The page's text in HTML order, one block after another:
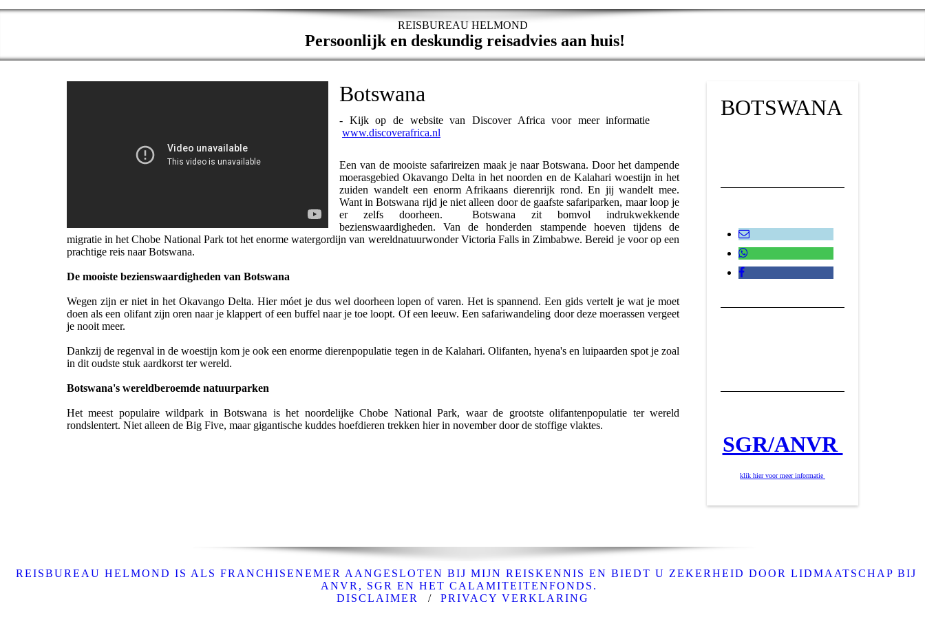
REISBUREAU HELMOND
Persoonlijk en deskundig reisadvies aan huis!
Botswana
- Kijk op de website van Discover Africa voor meer informatie
www.discoverafrica.nl
Een van de mooiste safarireizen maak je naar Botswana. Door het dampende
moerasgebied Okavango Delta in het noorden en de Kalahari woestijn in het
zuiden wandelt een enorm Afrikaans dierenrijk rond. En jij wandelt mee.
Want in Botswana rijd je niet alleen door de gaafste safariparken, maar loop je
er zelfs doorheen.
Botswana zit bomvol indrukwekkende
bezienswaardigheden. Van de honderden stampende hoeven tijdens de
migratie in het Chobe National Park tot het enorme watergordijn van wereldnatuurwonder Victoria Falls in Zimbabwe. Bereid je voor op een
prachtige reis naar Botswana.
De mooiste bezienswaardigheden van Botswana
Wegen zijn er niet in het Okavango Delta. Hier móet je dus wel doorheen lopen of varen. Het is spannend. Een gids vertelt je wat je moet
doen als een olifant zijn oren naar je klappert of een buffel naar je toe loopt. Of een leeuw. Een safariwandeling door deze moerassen vergeet
je nooit meer.
Dankzij de regenval in de woestijn kom je ook een enorme dierenpopulatie tegen in de Kalahari. Olifanten, hyena's en luipaarden spot je zoal
in dit oudste stuk aardkorst ter wereld.
Botswana's wereldberoemde natuurparken
Het meest populaire wildpark in Botswana is het noordelijke Chobe National Park, waar de grootste olifantenpopulatie ter wereld
rondslentert. Niet alleen de Big Five, maar gigantische kuddes hoefdieren trekken hier in november door de stoffige vlaktes.
BOTSWANA
SGR/ANVR
klik hier voor meer informatie
REISBUREAU HELMOND IS ALS FRANCHISENEMER AANGESLOTEN BIJ MIJN REISKENNIS EN BIEDT U ZEKERHEID DOOR LIDMAATSCHAP BIJ
ANVR, SGR EN HET CALAMITEITENFONDS.
DISCLAIMER
/ PRIVACY VERKLARING